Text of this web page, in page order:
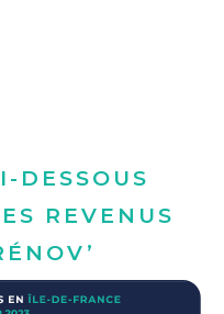
DESSOUS
REVENUS